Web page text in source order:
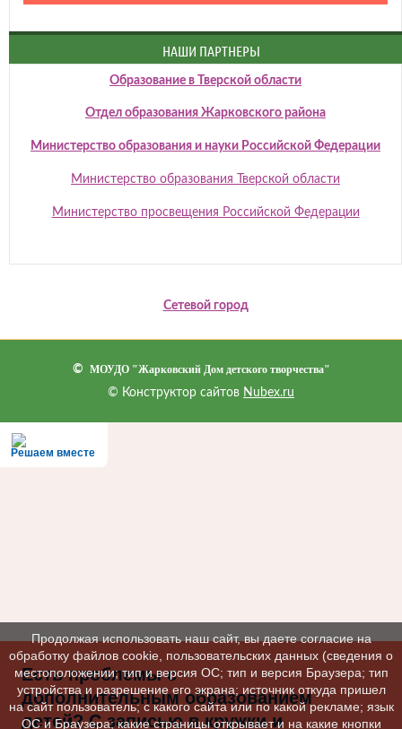
НАШИ ПАРТНЕРЫ
Образование в Тверской области
Отдел образования Жарковского района
Министерство образования и науки Российской Федерации
Министерство образования Тверской области
Министерство просвещения Российской Федерации
Сетевой город
© МОУДО "Жарковский Дом детского творчества"
© Конструктор сайтов Nubex.ru
Решаем вместе
Есть проблемы с
дополнительным образованием
детей? С записью в кружки и
Продолжая использовать наш сайт, вы даете согласие на
обработку файлов cookie, пользовательских данных (сведения о
местоположении; тип и версия ОС; тип и версия Браузера; тип
устройства и разрешение его экрана; источник откуда пришел
на сайт пользователь; с какого сайта или по какой рекламе; язык
ОС и Браузера; какие страницы открывает и на какие кнопки